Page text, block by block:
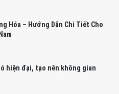
Hóa – Hướng Dẫn Chi Tiết Cho
hiện đại, tạo nên không gian